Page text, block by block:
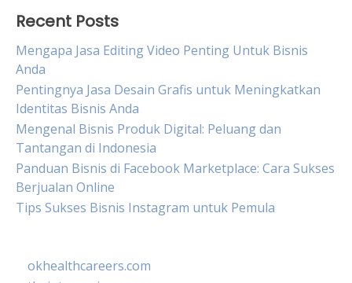
Recent Posts
Mengapa Jasa Editing Video Penting Untuk Bisnis
Anda
Pentingnya Jasa Desain Grafis untuk Meningkatkan
Identitas Bisnis Anda
Mengenal Bisnis Produk Digital: Peluang dan
Tantangan di Indonesia
Panduan Bisnis di Facebook Marketplace: Cara Sukses
Berjualan Online
Tips Sukses Bisnis Instagram untuk Pemula
okhealthcareers.com